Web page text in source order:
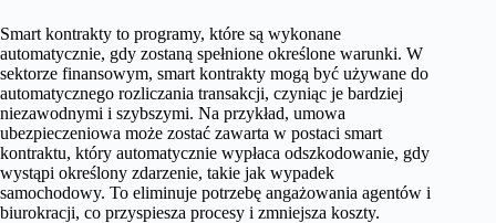
Smart kontrakty to programy, które są wykonane
automatycznie, gdy zostaną spełnione określone warunki. W
sektorze finansowym, smart kontrakty mogą być używane do
automatycznego rozliczania transakcji, czyniąc je bardziej
niezawodnymi i szybszymi. Na przykład, umowa
ubezpieczeniowa może zostać zawarta w postaci smart
kontraktu, który automatycznie wypłaca odszkodowanie, gdy
wystąpi określony zdarzenie, takie jak wypadek
samochodowy. To eliminuje potrzebę angażowania agentów i
biurokracji, co przyspiesza procesy i zmniejsza koszty.